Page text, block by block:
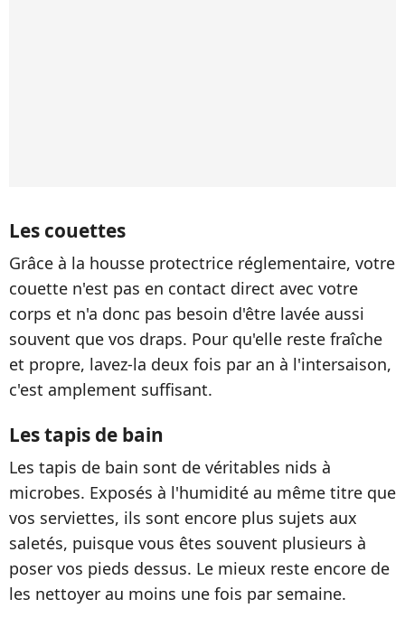
Les couettes
Grâce à la housse protectrice réglementaire, votre
couette n'est pas en contact direct avec votre
corps et n'a donc pas besoin d'être lavée aussi
souvent que vos draps. Pour qu'elle reste fraîche
et propre, lavez-la deux fois par an à l'intersaison,
c'est amplement suffisant.
Les tapis de bain
Les tapis de bain sont de véritables nids à
microbes. Exposés à l'humidité au même titre que
vos serviettes, ils sont encore plus sujets aux
saletés, puisque vous êtes souvent plusieurs à
poser vos pieds dessus. Le mieux reste encore de
les nettoyer au moins une fois par semaine.